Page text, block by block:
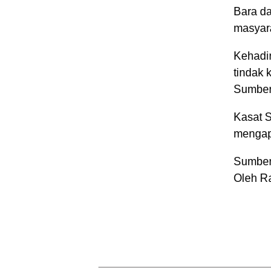
Bara
tindak
Kasat
Oleh